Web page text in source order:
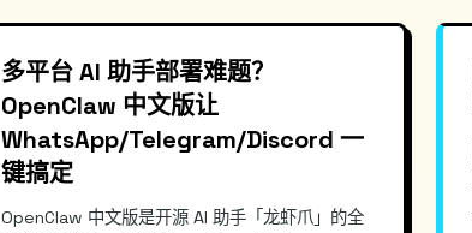
多平台 AI 助手部署难题？
OpenClaw 中文版让
WhatsApp/Telegram/Discord 一
键搞定
OpenClaw 中文版是开源 AI 助手「龙虾爪」的全